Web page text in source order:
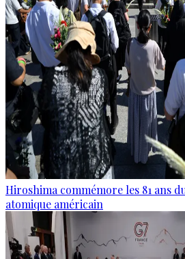
Hiroshima commémore les 81 ans
atomique américain